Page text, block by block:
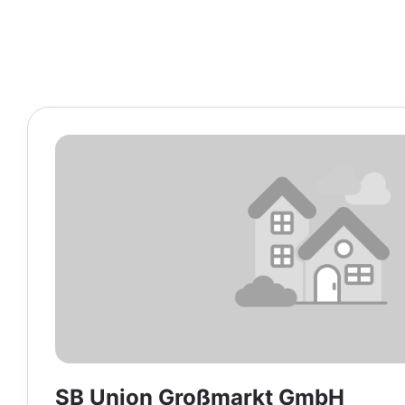
SB Union Großmarkt GmbH